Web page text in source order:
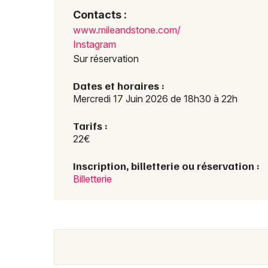
Contacts :
www.mileandstone.com/
Instagram
Sur réservation
Dates et horaires :
Mercredi 17 Juin 2026 de 18h30 à 22h
Tarifs :
22€
Inscription, billetterie ou réservation :
Billetterie